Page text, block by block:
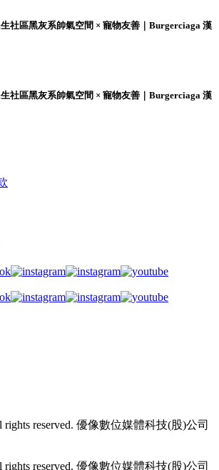
生社區黑灰系帥氣空間 × 寵物友善｜Burgerciaga 漢
生社區黑灰系帥氣空間 × 寵物友善｜Burgerciaga 漢
reserved. 優像數位媒體科技(股)公司
reserved. 優像數位媒體科技(股)公司